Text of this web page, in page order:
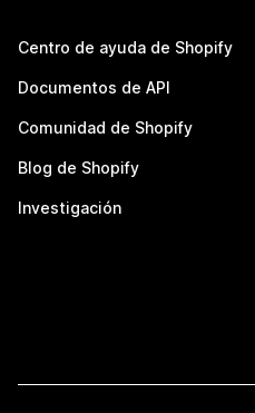
Centro de ayuda de Shopify
Documentos de API
Comunidad de Shopify
Blog de Shopify
Investigación